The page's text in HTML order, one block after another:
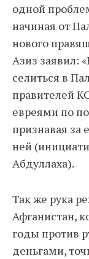
одной
начиная от
нового
Азиз заявил:
селиться в
правителей
евреями по
признавая за
ней
Абдуллаха).
Так же рука
Афганистан,
годы против
деньгами,